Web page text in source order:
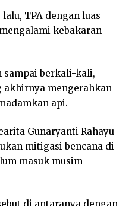
TPA dengan luas
kebakaran
sampai berkali-kali,
akhirnya mengerahkan
api.
Gunaryanti Rahayu
mitigasi bencana di
masuk musim